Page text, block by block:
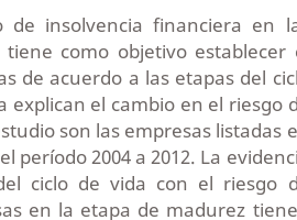
insolvencia financiera en
como objetivo establecer
de acuerdo a las etapas del
explican el cambio en el riesgo
son las empresas listadas
período 2004 a 2012. La
ciclo de vida con el riesgo
en la etapa de madurez